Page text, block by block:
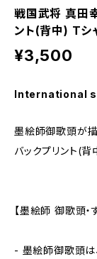
戦国武将 真田
ント(背中) Tシ
¥3,500
International
墨絵師御歌頭が描
バックプリント(
【墨絵師 御歌頭
- 墨絵師御歌頭は